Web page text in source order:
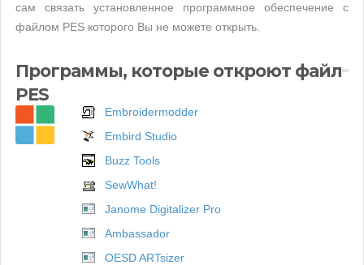
сам связать установленное программное обеспечение с
файлом PES которого Вы не можете открыть.
Программы, которые откроют файл
PES
Embroidermodder
Embird Studio
Buzz Tools
SewWhat!
Janome Digitalizer Pro
Ambassador
OESD ARTsizer